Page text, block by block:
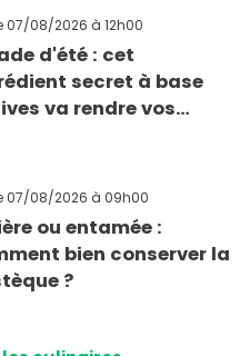
07/08/2026 à 12h00
d'été : cet
secret à base
va rendre vos
07/08/2026 à 09h00
ou entamée :
bien conserver la
?